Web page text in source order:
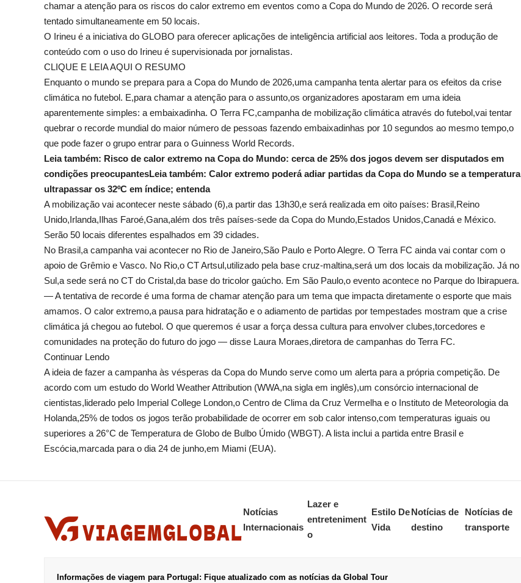
chamar a atenção para os riscos do calor extremo em eventos como a Copa do Mundo de 2026. O recorde será
tentado simultaneamente em 50 locais.
O Irineu é a iniciativa do GLOBO para oferecer aplicações de inteligência artificial aos leitores. Toda a produção de
conteúdo com o uso do Irineu é supervisionada por jornalistas.
CLIQUE E LEIA AQUI O RESUMO
Enquanto o mundo se prepara para a Copa do Mundo de 2026,uma campanha tenta alertar para os efeitos da crise
climática no futebol. E,para chamar a atenção para o assunto,os organizadores apostaram em uma ideia
aparentemente simples: a embaixadinha. O Terra FC,campanha de mobilização climática através do futebol,vai tentar
quebrar o recorde mundial do maior número de pessoas fazendo embaixadinhas por 10 segundos ao mesmo tempo,o
que pode fazer o grupo entrar para o Guinness World Records.
Leia também: Risco de calor extremo na Copa do Mundo: cerca de 25% dos jogos devem ser disputados em
condições preocupantesLeia também: Calor extremo poderá adiar partidas da Copa do Mundo se a temperatura
ultrapassar os 32ºC em índice; entenda
A mobilização vai acontecer neste sábado (6),a partir das 13h30,e será realizada em oito países: Brasil,Reino
Unido,Irlanda,Ilhas Faroé,Gana,além dos três países-sede da Copa do Mundo,Estados Unidos,Canadá e México.
Serão 50 locais diferentes espalhados em 39 cidades.
No Brasil,a campanha vai acontecer no Rio de Janeiro,São Paulo e Porto Alegre. O Terra FC ainda vai contar com o
apoio de Grêmio e Vasco. No Rio,o CT Artsul,utilizado pela base cruz-maltina,será um dos locais da mobilização. Já no
Sul,a sede será no CT do Cristal,da base do tricolor gaúcho. Em São Paulo,o evento acontece no Parque do Ibirapuera.
— A tentativa de recorde é uma forma de chamar atenção para um tema que impacta diretamente o esporte que mais
amamos. O calor extremo,a pausa para hidratação e o adiamento de partidas por tempestades mostram que a crise
climática já chegou ao futebol. O que queremos é usar a força dessa cultura para envolver clubes,torcedores e
comunidades na proteção do futuro do jogo — disse Laura Moraes,diretora de campanhas do Terra FC.
Continuar Lendo
A ideia de fazer a campanha às vésperas da Copa do Mundo serve como um alerta para a própria competição. De
acordo com um estudo do World Weather Attribution (WWA,na sigla em inglês),um consórcio internacional de
cientistas,liderado pelo Imperial College London,o Centro de Clima da Cruz Vermelha e o Instituto de Meteorologia da
Holanda,25% de todos os jogos terão probabilidade de ocorrer em sob calor intenso,com temperaturas iguais ou
superiores a 26°C de Temperatura de Globo de Bulbo Úmido (WBGT). A lista inclui a partida entre Brasil e
Escócia,marcada para o dia 24 de junho,em Miami (EUA).
Notícias
Internacionais
Lazer e
entreteniment
o
Estilo De
Vida
Notícias de
destino
Notícias de
transporte
Informações de viagem para Portugal: Fique atualizado com as notícias da Global Tour